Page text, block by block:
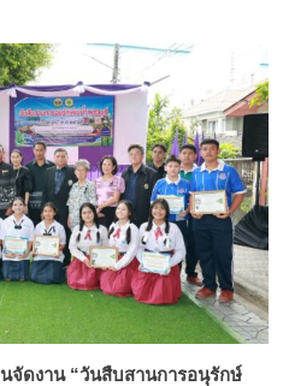
จัดงาน “วันสืบสานการอนุรักษ์